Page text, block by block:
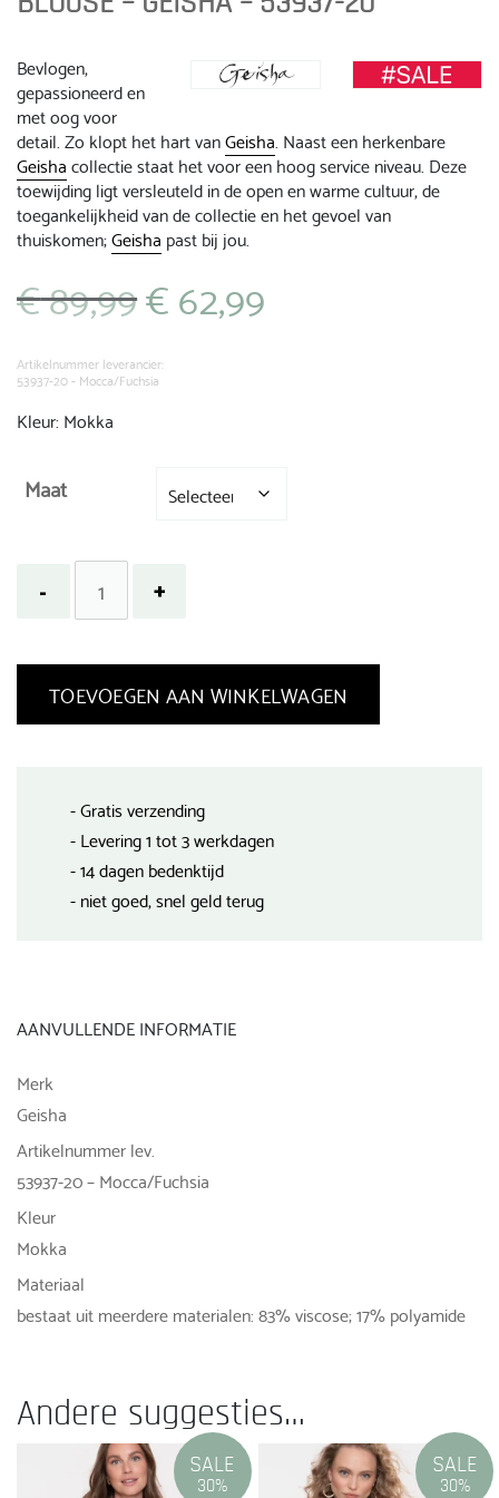
Bevlogen,
gepassioneerd en
met oog voor
detail. Zo klopt het hart vanGeisha. Naast een herkenbare
Geishacollectie staat het voor een hoog service niveau. Deze
toewijding ligt versleuteld in de open en warme cultuur, de
toegankelijkheid van de collectie en het gevoel van
thuiskomen;Geisha past bij jou.
€89,99 Oorspronkelijke
prijs
€ 89,99.
€62,99
Artikelnummer leverancier:
53937-20 - Mocca/Fuchsia
Kleur: Mokka
Maat
TOEVOEGEN AAN WINKELWAGEN
- Gratis verzending
- Levering 1 tot 3 werkdagen
- 14 dagen bedenktijd
- niet goed, snel geld terug
AANVULLENDE INFORMATIE
Merk
Geisha
Artikelnummer lev.
53937-20 – Mocca/Fuchsia
Kleur
Mokka
Materiaal
bestaat uit meerdere materialen: 83% viscose; 17% polyamide
Andere suggesties…
SALE
30%
SALE
30%